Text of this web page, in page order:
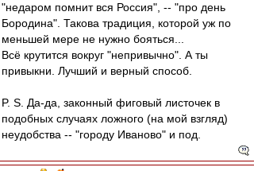
"недаром помнит вся Россия", -- "про день
Бородина". Такова традиция, которой уж по
меньшей мере не нужно бояться...
Всё крутится вокруг "непривычно". А ты
привыкни. Лучший и верный способ.
P. S. Да-да, законный фиговый листочек в
подобных случаях ложного (на мой взгляд)
неудобства -- "городу Иваново" и под.